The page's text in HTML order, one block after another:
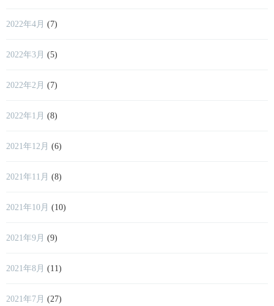
2022年4月 (7)
2022年3月 (5)
2022年2月 (7)
2022年1月 (8)
2021年12月 (6)
2021年11月 (8)
2021年10月 (10)
2021年9月 (9)
2021年8月 (11)
2021年7月 (27)